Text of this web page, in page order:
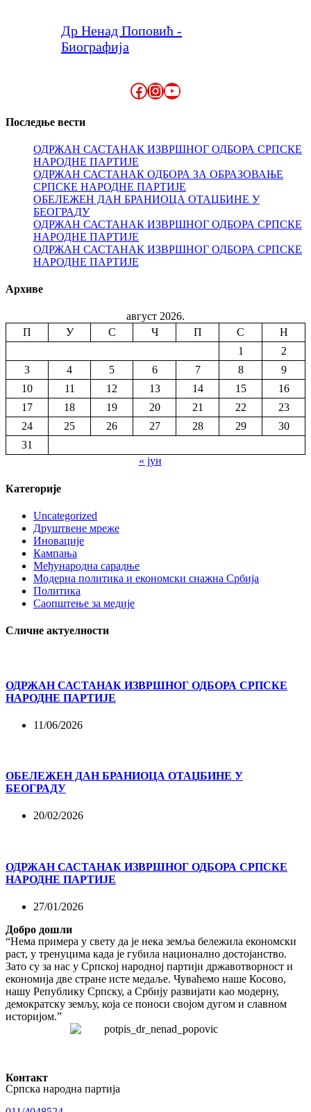
Др Ненад Поповић -
Биографија
Facebook
Instagram
YouTube
Последње вести
ОДРЖАН САСТАНАК ИЗВРШНОГ ОДБОРА СРПСКЕ
НАРОДНЕ ПАРТИЈЕ
ОДРЖАН САСТАНАК ОДБОРА ЗА ОБРАЗОВАЊЕ
СРПСКЕ НАРОДНЕ ПАРТИЈЕ
ОБЕЛЕЖЕН ДАН БРАНИОЦА ОТАЏБИНЕ У
БЕОГРАДУ
ОДРЖАН САСТАНАК ИЗВРШНОГ ОДБОРА СРПСКЕ
НАРОДНЕ ПАРТИЈЕ
ОДРЖАН САСТАНАК ИЗВРШНОГ ОДБОРА СРПСКЕ
НАРОДНЕ ПАРТИЈЕ
Архиве
август 2026.
П
У С Ч П С
Н
1
2
3
4 5 6 7 8
9
10
11 12 13 14 15
16
17
18 19 20 21 22
23
24
25 26 27 28 29
30
31
« јун
Категорије
Uncategorized
Друштвене мреже
Иновације
Кампања
Међународна сарадње
Модерна политика и економски снажна Србија
Политика
Саопштење за медије
Сличне актуелности
ОДРЖАН САСТАНАК ИЗВРШНОГ ОДБОРА СРПСКЕ
НАРОДНЕ ПАРТИЈЕ
11/06/2026
ОБЕЛЕЖЕН ДАН БРАНИОЦА ОТАЏБИНЕ У
БЕОГРАДУ
20/02/2026
ОДРЖАН САСТАНАК ИЗВРШНОГ ОДБОРА СРПСКЕ
НАРОДНЕ ПАРТИЈЕ
27/01/2026
Добро дошли
“Нема примера у свету да је нека земља бележила економски
раст, у тренуцима када је губила национално достојанство.
Зато су за нас у Српској народној партији државотворност и
економија две стране исте медаље. Чуваћемо наше Косово,
нашу Републику Српску, а Србију развијати као модерну,
демократску земљу, која се поноси својом дугом и славном
историјом.”
Контакт
Српска народна партија